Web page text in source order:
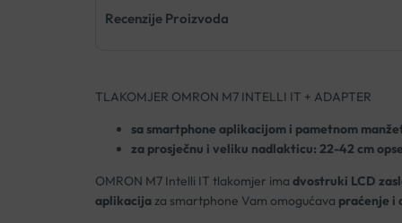
Recenzije Proizvoda
TLAKOMJER OMRON M7 INTELLI IT + ADAPTER
sa smartphone aplikacijom i pametnom
za prosječnu i veliku nadlakticu: 22-42 cm
OMRON M7 Intelli IT tlakomjer ima dvostruki LCD
aplikacijaza smartphone Vam omogućava praćenje i